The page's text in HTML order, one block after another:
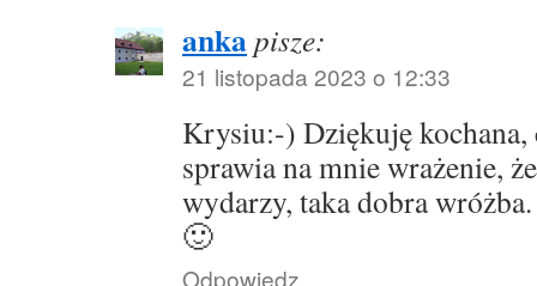
ankapisze:
21 listopada 2023 o 12:33
Krysiu:-) Dziękuję kochana,
sprawia na mnie wrażenie,
wydarzy, taka dobra
🙂
Odpowiedz